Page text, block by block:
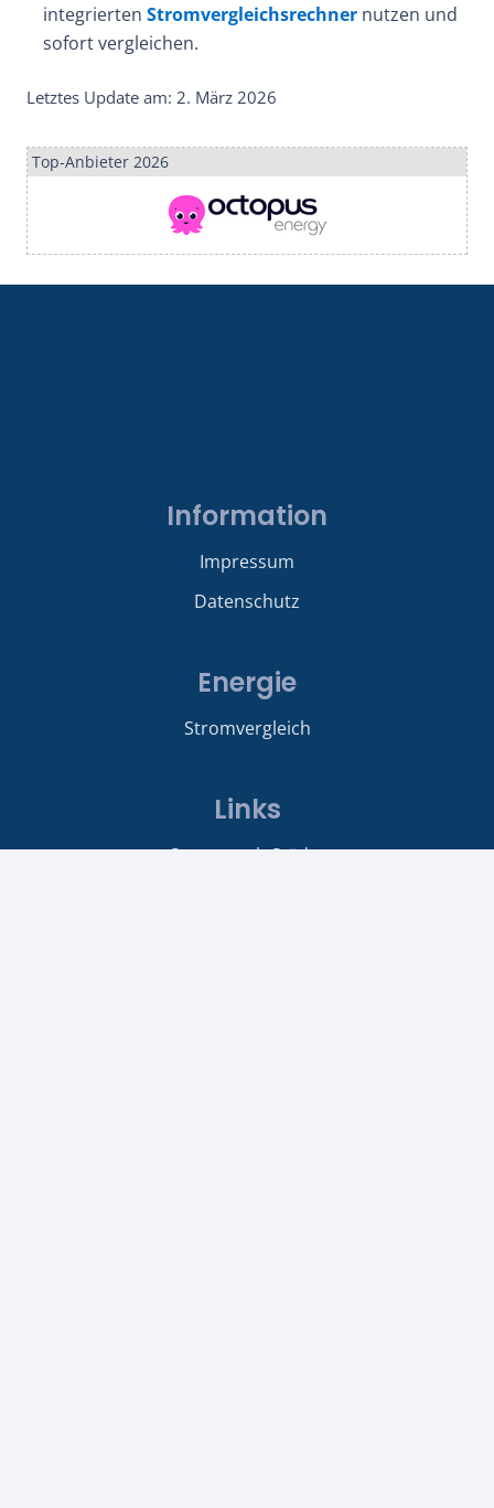
integrierten Stromvergleichsrechner nutzen und
sofort vergleichen.
Letztes Update am: 2. März 2026
Top-Anbieter 2026
Information
Impressum
Datenschutz
Energie
Stromvergleich
Links
Strom nach Städte